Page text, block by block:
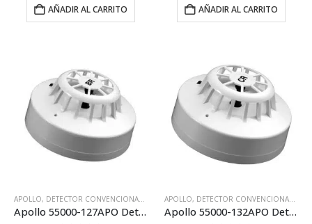
AÑADIR AL CARRITO AÑADIR AL CARRITO
APOLLO, DETECTOR CONVENCIONAL APOLLO SERIES65 EN ,DETECTORES
Apollo 55000-127APO Detector convencional Térmico-Termovelocimétrico S65 75º
APOLLO, DETECTOR CONVENCIONAL APOLLO SERIES65 EN
Apollo 55000-132APO Detector convencional S65 Termovelocimétrico 90º